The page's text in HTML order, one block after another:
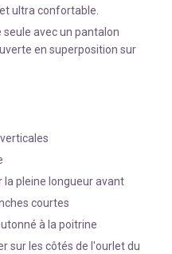
ultra confortable.
avec un pantalon
en superposition sur
la pleine longueur avant
courtes
à la poitrine
sur les côtés de l'ourlet du